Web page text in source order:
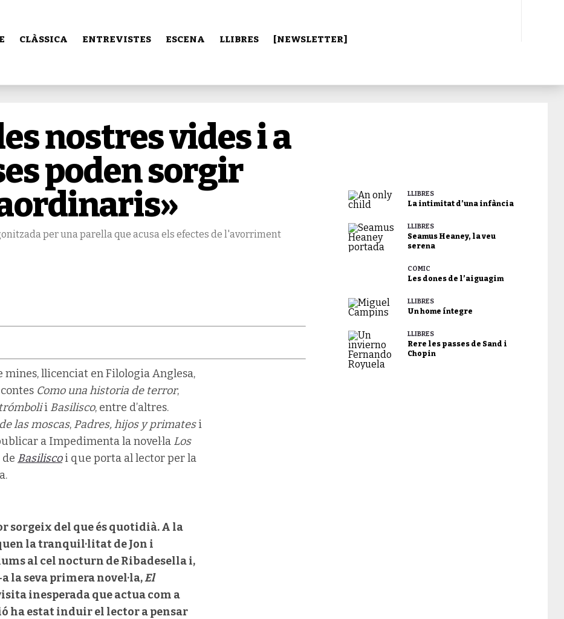
CLÀSSICA ENTREVISTES ESCENA LLIBRES [NEWSLETTER]
nostres vides i a
poden sorgir
per una parella que acusa els efectes de l'avorriment
mines, llicenciat en Filologia Anglesa,
Como una historia de terror,
i Basilisco, entre d’altres.
las moscas, Padres, hijos y primatesi
a Impedimenta la novel·la Los
Basiliscoi que porta al lector per la
sorgeix del que és quotidià. A la
la tranquil·litat de Jon i
al cel nocturn de Ribadesella i,
la seva primera novel·la,El
inesperada que actua com a
ha estat induir el lector a pensar
LLIBRES
La intimitat d’una infància
LLIBRES
Seamus Heaney, la veu
serena
CÒMIC
Les dones de l’aiguagim
LLIBRES
Un home íntegre
LLIBRES
Rere les passes de Sand i
Chopin